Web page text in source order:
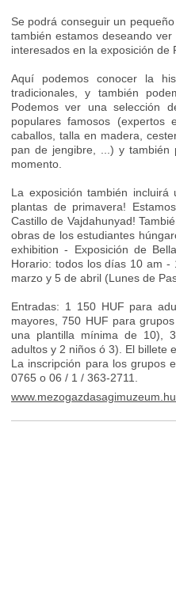
Se podrá conseguir un
también estamos deseando
interesados en la exposición de
Aquí podemos conocer la
tradicionales, y también
Podemos ver una selección
populares famosos
caballos, talla en madera,
pan de jengibre, ...) y también
momento.
La exposición también
plantas de primavera!
Castillo de Vajdahunyad!
obras de los estudiantes
exhibition - Exposición de
Horario: todos los días 10 am -
marzo y 5 de abril (Lunes de
Entradas: 1 150 HUF para
mayores, 750 HUF para
una plantilla mínima de 10),
adultos y 2 niños ó 3). El billete
La inscripción para los grupos
0765 o 06 / 1 / 363-2711.
www.mezogazdasagimuzeum.hu